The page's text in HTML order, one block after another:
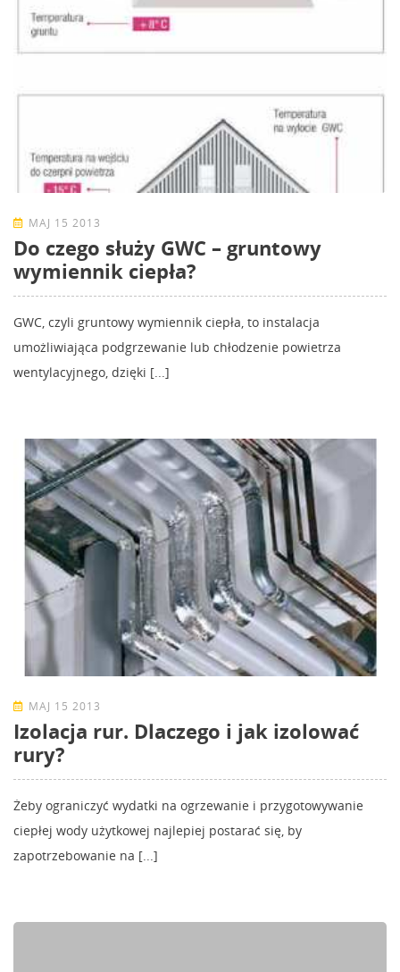
MAJ 15 2013
Do czego służy GWC – gruntowy
wymiennik ciepła?
GWC, czyli gruntowy wymiennik ciepła, to instalacja
umożliwiająca podgrzewanie lub chłodzenie powietrza
wentylacyjnego, dzięki [...]
MAJ 15 2013
Izolacja rur. Dlaczego i jak izolować
rury?
Żeby ograniczyć wydatki na ogrzewanie i przygotowywanie
ciepłej wody użytkowej najlepiej postarać się, by
zapotrzebowanie na [...]